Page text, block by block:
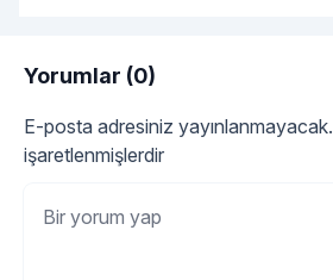
Yorumlar (0)
E-posta adresiniz yayınlanmayacak.
işaretlenmişlerdir